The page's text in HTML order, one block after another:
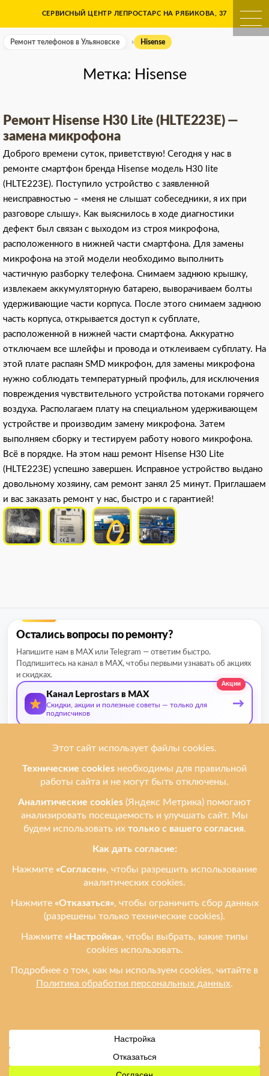
content
Ремонт телефонов в
СЕРВИСНЫЙ ЦЕНТР ЛЕПРОСТАРС НА РЯБИКОВА, 37
Ремонт телефонов в Ульяновске Hisense
Метка: Hisense
Ремонт Hisense H30 Lite (HLTE223E) —
замена микрофона
Доброго времени суток, приветствую! Сегодня у нас в
ремонте смартфон бренда Hisense модель H30 lite
(HLTE223E). Поступило устройство с заявленной
неисправностью – «меня не слышат собеседники, я их при
разговоре слышу». Как выяснилось в ходе диагностики
дефект был связан с выходом из строя микрофона,
расположенного в нижней части смартфона. Для замены
микрофона на этой модели необходимо выполнить
частичную разборку телефона. Снимаем заднюю крышку,
извлекаем аккумуляторную батарею, выворачиваем болты
удерживающие части корпуса. После этого снимаем заднюю
часть корпуса, открывается доступ к субплате,
расположенной в нижней части смартфона. Аккуратно
отключаем все шлейфы и провода и отклеиваем субплату. На
этой плате распаян SMD микрофон, для замены микрофона
нужно соблюдать температурный профиль, для исключения
повреждения чувствительного устройства потоками горячего
воздуха. Располагаем плату на специальном удерживающем
устройстве и производим замену микрофона. Затем
выполняем сборку и тестируем работу нового микрофона.
Всё в порядке. На этом наш ремонт Hisense H30 Lite
(HLTE223E) успешно завершен. Исправное устройство выдано
довольному хозяину, сам ремонт занял 25 минут. Приглашаем
и вас заказать ремонт у нас, быстро и с гарантией!
Остались вопросы по ремонту?
Напишите нам в MAX или Telegram — ответим быстро.
Подпишитесь на канал в MAX, чтобы первыми узнавать об акциях
и скидках.
Акции
Канал Leprostars в MAX
Скидки, акции и полезные советы — только для
подписчиков
→
О нас
Мы ремонтируем
Ремонтируем бренды
Контакты
Ульяновск, ул. Рябикова, 37
Фото входа и ориентиры →
leprostars@gmail.com
Пн–Пт: 11:00–18:00
2012–2026 Leprostars.ru (Лепростарс точка ру) — ремонт телефонов,
планшетов и ноутбуков в Ульяновске